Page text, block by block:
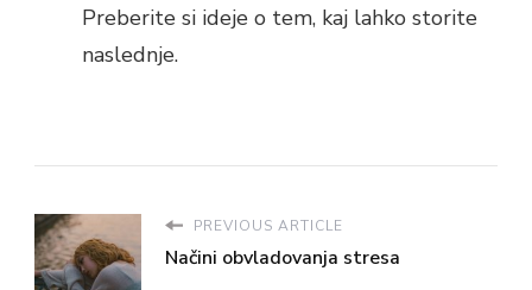
Preberite si ideje o tem, kaj lahko storite
naslednje.
PREVIOUS ARTICLE
Načini obvladovanja stresa